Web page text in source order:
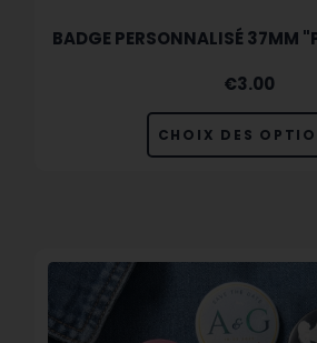
BADGE PERSONNALISÉ 37MM
€3.00
CHOIX DES